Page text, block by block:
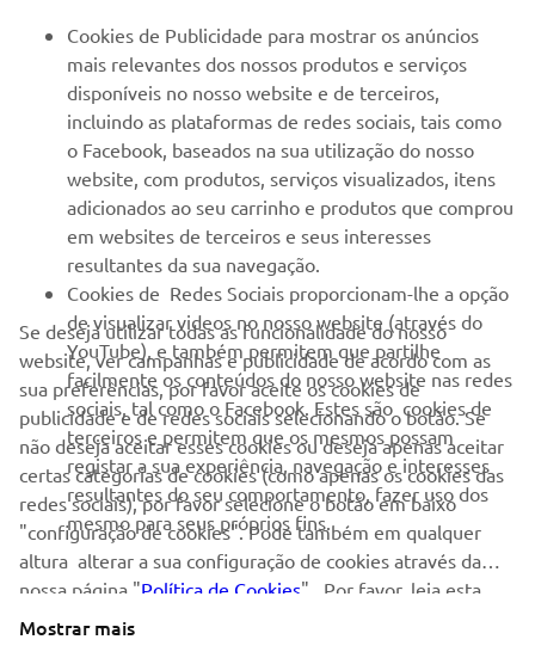
MAIS YAMAHA
SERVIÇO E SUPORTE
NEWSLETTER
Seja o primeiro a saber das últimas ofertas, eventos especiais,
novos lançamentos e muito mais
SUBSCREVER
Leia a nossa Política de Privacidade para saber como processamos
os seus dados pessoais: Politica de Privacidade
Portugal (Portuguese)
Cookies de Publicidade para mostrar os anúncios
mais relevantes dos nossos produtos e serviços
disponíveis no nosso website e de terceiros,
incluindo as plataformas de redes sociais, tais como
o Facebook, baseados na sua utilização do nosso
website, com produtos, serviços visualizados, itens
adicionados ao seu carrinho e produtos que comprou
em websites de terceiros e seus interesses
resultantes da sua navegação.
Cookies de Redes Sociais proporcionam-lhe a opção
de visualizar videos no nosso website (através do
YouTube), e também permitem que partilhe
facilmente os conteúdos do nosso website nas redes
sociais, tal como o Facebook. Estes são cookies de
terceiros e permitem que os mesmos possam
registar a sua experiência, navegação e interesses
resultantes do seu comportamento, fazer uso dos
mesmo para seus próprios fins.
Se deseja utilizar todas as funcionalidade do nosso
website, ver campanhas e publicidade de acordo com as
sua preferências, por favor aceite os cookies de
publicidade e de redes sociais selecionando o botão. Se
não deseja aceitar esses cookies ou deseja apenas aceitar
certas categorias de cookies (como apenas os cookies das
redes sociais), por favor selecione o botão em baixo
"configuração de cookies". Pode também em qualquer
altura alterar a sua configuração de cookies através da
nossa página "Política de Cookies" . Por favor, leia esta
política de cookies para saber mais sobre os cookies que
Mostrar mais